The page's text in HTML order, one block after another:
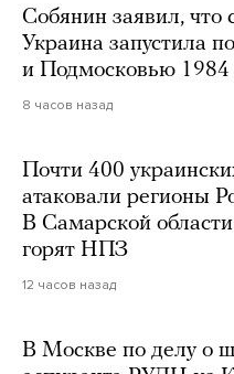
Собянин заявил, что
Украина запустила
и Подмосковью 1984
8 часов назад
Почти 400
атаковали регионы
В Самарской
горят НПЗ
12 часов назад
В Москве по делу о